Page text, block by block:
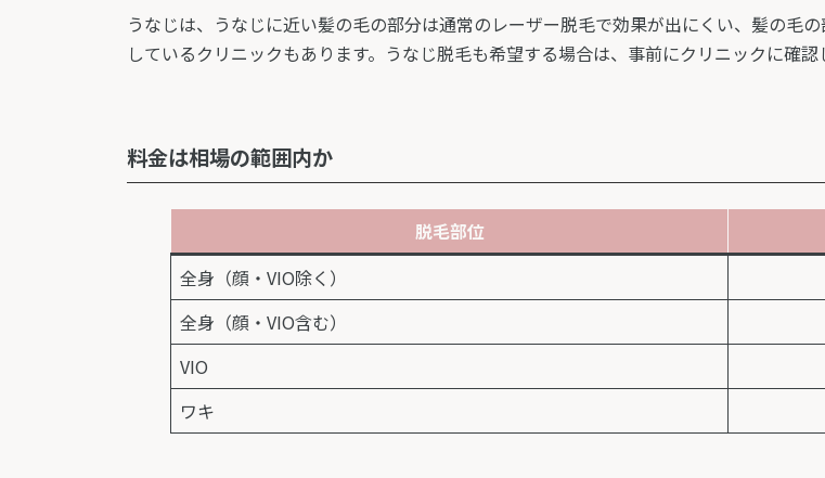
うなじは、うなじに近い髪の毛の部分は通常のレーザー脱毛で効果が出にくい、髪の毛
しているクリニックもあります。うなじ脱毛も希望する場合は、事前にクリニックに確認
料金は相場の範囲内か
脱毛部位
全身（顔・VIO除く）
全身（顔・VIO含む）
VIO
ワキ